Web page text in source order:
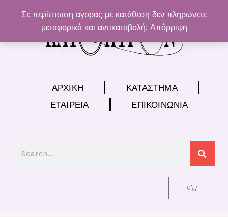
Σε περίπτωση αγοράς με κατάθεση δεν πληρώνετε
μεταφορικά και αντικαταβολή! Απόρριψη
περιεχόμενο
ΑΡΧΙΚΉ
ΚΑΤΆΣΤΗΜΑ
ΕΤΑΙΡΕΊΑ
ΕΠΙΚΟΙΝΩΝΊΑ
0
Cart